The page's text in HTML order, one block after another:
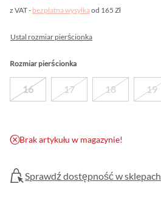
z VAT - bezpłatna wysyłkaod 165 Zł
Ustal rozmiar pierścionka
Rozmiar pierścionka
16 17 18 19
Brak artykułu w magazynie!
Sprawdź dostępność w sklepach